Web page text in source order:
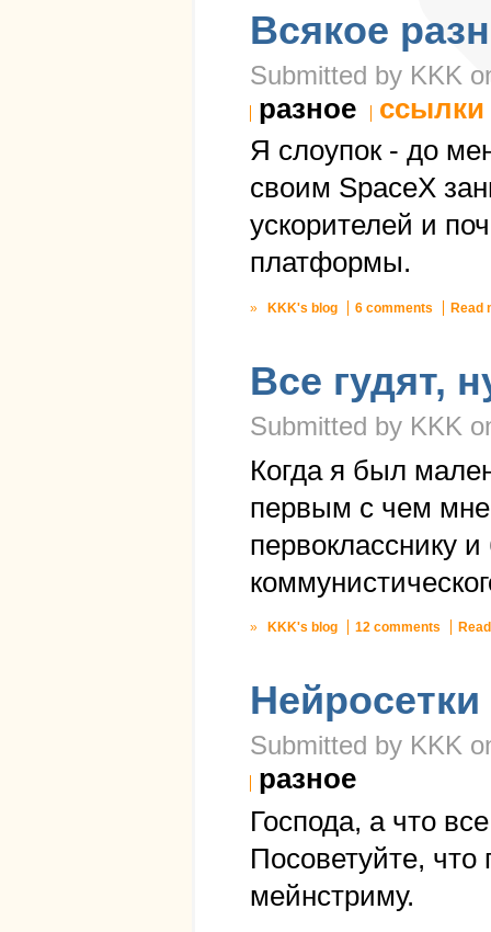
Всякое
Submitted by KKK
разное ссылки
Я слоупок - до
своим SpaceX
ускорителей и
платформы.
» KKK's blog 6 comments Read
Все гудят,
Submitted by KKK
Когда я был
первым с чем мне
первокласснику
» KKK's blog 12 comments
Нейросетки
Submitted by KKK
разное
Господа, а что
Посоветуйте, что
мейнстриму.